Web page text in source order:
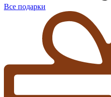
Все подарки